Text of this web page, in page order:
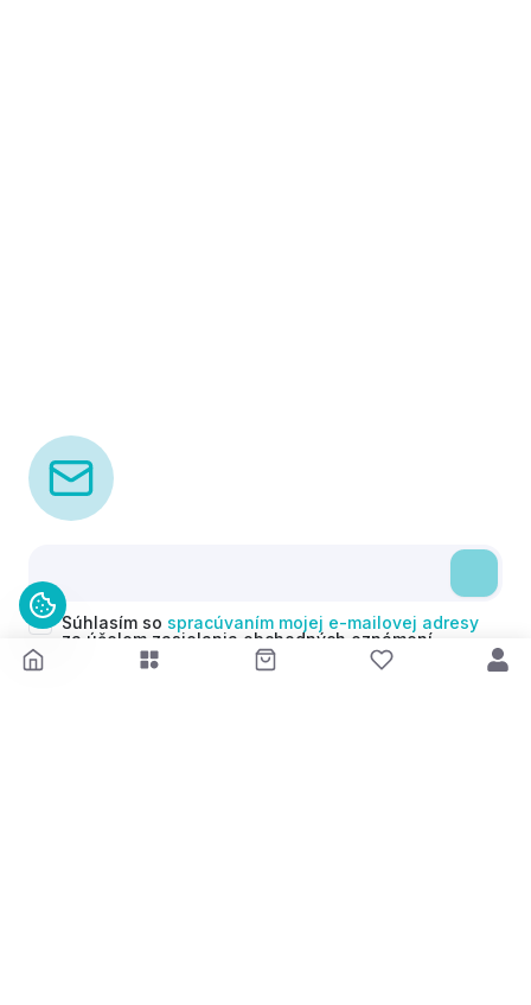
Súhlasím so spracúvaním mojej e-mailovej adresy
za účelom zasielania obchodných oznámení
(newsletterov) v súlade s čl. 6 ods. 1 písm. a)
Nariadenia GDPR. Svoj súhlas môžem kedykoľvek